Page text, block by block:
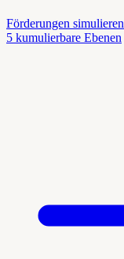
Förderungen simulieren
5 kumulierbare Ebenen